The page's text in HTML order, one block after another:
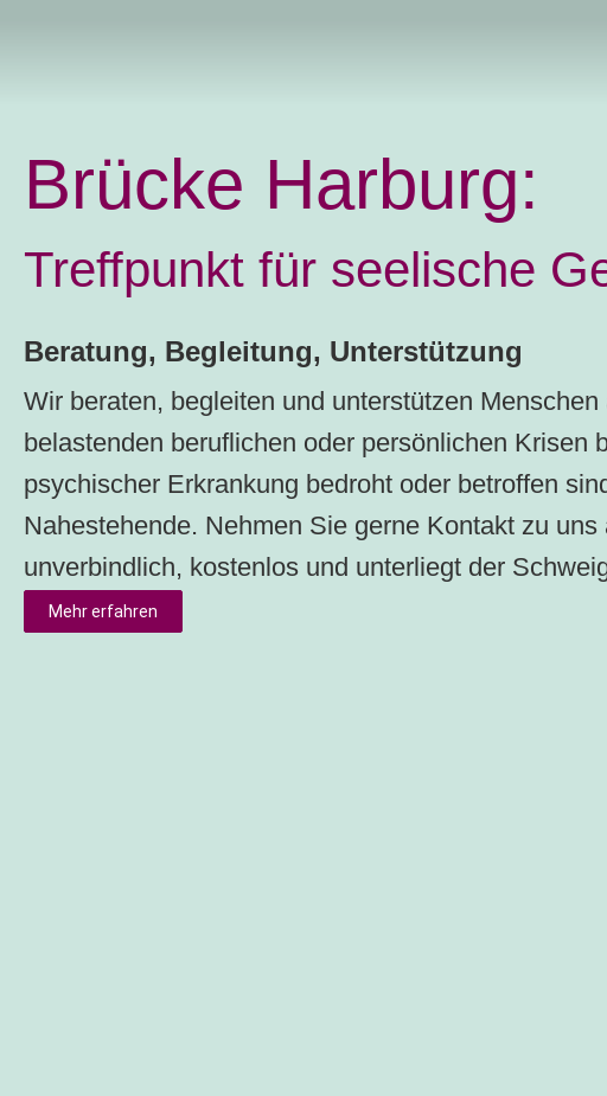
Brücke Harburg:
Treffpunkt für seelische
Beratung, Begleitung, Unterstützung
Wir beraten, begleiten und unterstützen
belastenden beruflichen oder persönlichen Krisen
psychischer Erkrankung bedroht oder betroffen
Nahestehende. Nehmen Sie gerne Kontakt zu
unverbindlich, kostenlos und unterliegt der
Mehr erfahren